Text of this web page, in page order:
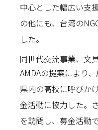
中心とした幅広い支
の他にも、台湾の
した。
同世代交流事業、文
AMDAの提案により
県内の高校に呼びか
金活動に協力した。
を訪問し、募金活動